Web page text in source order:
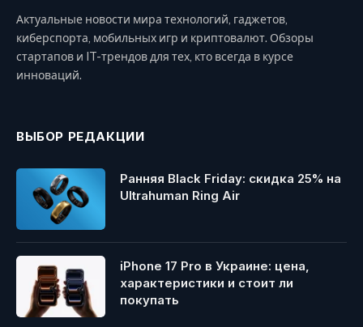
Актуальные новости мира технологий, гаджетов,
киберспорта, мобильных игр и криптовалют. Обзоры
стартапов и IT-трендов для тех, кто всегда в курсе
инноваций.
ВЫБОР РЕДАКЦИИ
Ранняя Black Friday: скидка 25% на
Ultrahuman Ring Air
iPhone 17 Pro в Украине: цена,
характеристики и стоит ли
покупать